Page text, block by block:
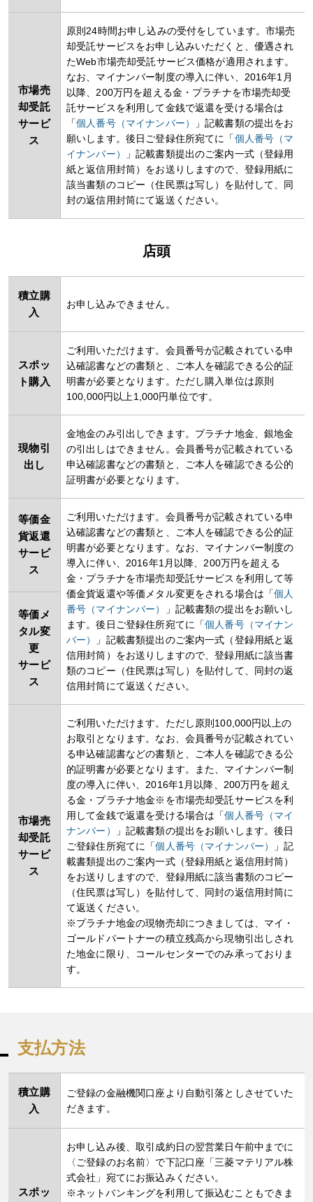
市場売
却受託
サービ
ス
原則24時間お申し込みの受付をしています。市場売
却受託サービスをお申し込みいただくと、優遇され
たWeb市場売却受託サービス価格が適用されます。
なお、マイナンバー制度の導入に伴い、2016年1月
以降、200万円を超える金・プラチナを市場売却受
託サービスを利用して金銭で返還を受ける場合は
「個人番号（マイナンバー）
」記載書類の提出をお
願いします。後日ご登録住所宛てに「個人番号（マ
イナンバー）
」記載書類提出のご案内一式（登録用
紙と返信用封筒）をお送りしますので、登録用紙に
該当書類のコピー（住民票は写し）を貼付して、同
封の返信用封筒にて返送ください。
店頭
積立購
入
お申し込みできません。
スポッ
ト購入
ご利用いただけます。会員番号が記載されている申
込確認書などの書類と、ご本人を確認できる公的証
明書が必要となります。ただし購入単位は原則
100,000円以上1,000円単位です。
現物引
出し
金地金のみ引出しできます。プラチナ地金、銀地金
の引出しはできません。会員番号が記載されている
申込確認書などの書類と、ご本人を確認できる公的
証明書が必要となります。
等価金
貨返還
サービ
ス
ご利用いただけます。会員番号が記載されている申
込確認書などの書類と、ご本人を確認できる公的証
明書が必要となります。なお、マイナンバー制度の
導入に伴い、2016年1月以降、200万円を超える
金・プラチナを市場売却受託サービスを利用して等
価金貨返還や等価メタル変更をされる場合は「個人
番号（マイナンバー）
」記載書類の提出をお願いし
ます。後日ご登録住所宛てに「個人番号（マイナン
バー）
」記載書類提出のご案内一式（登録用紙と返
信用封筒）をお送りしますので、登録用紙に該当書
類のコピー（住民票は写し）を貼付して、同封の返
信用封筒にて返送ください。
等価メ
タル変
更
サービ
ス
市場売
却受託
サービ
ス
ご利用いただけます。ただし原則100,000円以上の
お取引となります。なお、会員番号が記載されてい
る申込確認書などの書類と、ご本人を確認できる公
的証明書が必要となります。また、マイナンバー制
度の導入に伴い、2016年1月以降、200万円を超え
る金・プラチナ地金※を市場売却受託サービスを利
用して金銭で返還を受ける場合は「個人番号（マイ
ナンバー）
」記載書類の提出をお願いします。後日
ご登録住所宛てに「個人番号（マイナンバー）
」記
載書類提出のご案内一式（登録用紙と返信用封筒）
をお送りしますので、登録用紙に該当書類のコピー
（住民票は写し）を貼付して、同封の返信用封筒に
て返送ください。
※プラチナ地金の現物売却につきましては、マイ・
ゴールドパートナーの積立残高から現物引出しされ
た地金に限り、コールセンターでのみ承っておりま
す。
支払方法
積立購
入
ご登録の金融機関口座より自動引落としさせていた
だきます。
スポッ
お申し込み後、取引成約日の翌営業日午前中までに
〈ご登録のお名前〉で下記口座「三菱マテリアル株
式会社」宛てにお振込みください。
ネットバンキングを利用して振込むこともできま